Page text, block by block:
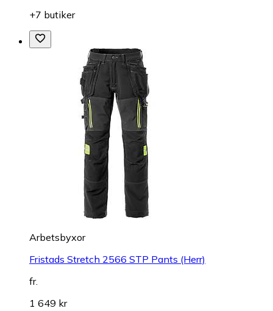
+7 butiker
Arbetsbyxor
Fristads Stretch 2566 STP Pants (Herr)
fr.
1 649 kr